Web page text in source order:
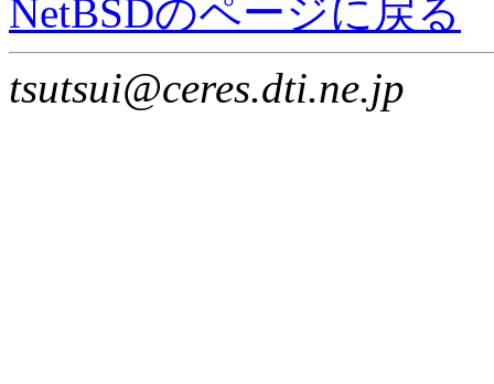
NetBSDのページに戻る
tsutsui@ceres.dti.ne.jp